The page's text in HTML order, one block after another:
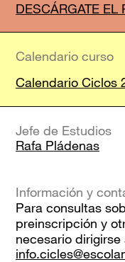
DESCÁRGATE EL
Calendario curso
Calendario Ciclos
Jefe de Estudios
Rafa Pládenas
Información y
Para consultas
preinscripción y
necesario dirigirse